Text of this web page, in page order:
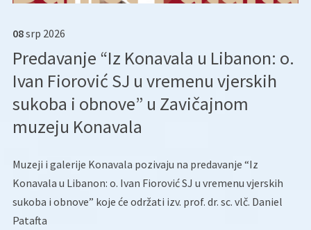
08srp 2026
Predavanje “Iz Konavala u Libanon: o.
Ivan Fiorović SJ u vremenu vjerskih
sukoba i obnove” u Zavičajnom
muzeju Konavala
Muzeji i galerije Konavala pozivaju na predavanje “Iz
Konavala u Libanon: o. Ivan Fiorović SJ u vremenu vjerskih
sukoba i obnove” koje će održati izv. prof. dr. sc. vlč. Daniel
Patafta